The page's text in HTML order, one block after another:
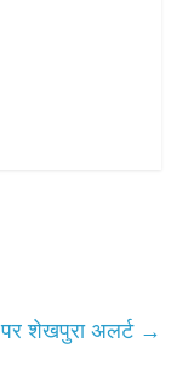
शेखपुरा अलर्ट →